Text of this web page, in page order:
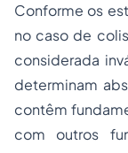
Conforme os
no caso de
considerada
determinam
contêm
com outros